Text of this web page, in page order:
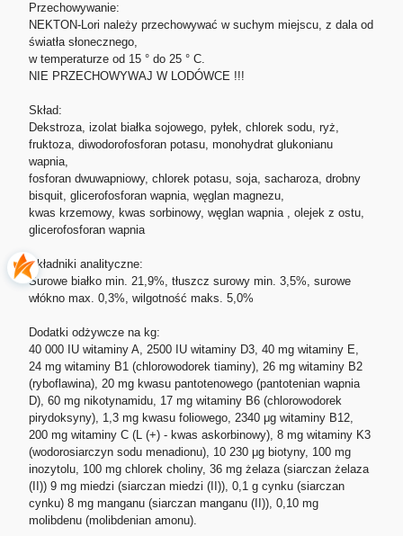
Przechowywanie:
NEKTON-Lori należy przechowywać w suchym miejscu, z dala od
światła słonecznego,
w temperaturze od 15 ° do 25 ° C.
NIE PRZECHOWYWAJ W LODÓWCE !!!
Skład:
Dekstroza, izolat białka sojowego, pyłek, chlorek sodu, ryż,
fruktoza, diwodorofosforan potasu, monohydrat glukonianu
wapnia,
fosforan dwuwapniowy, chlorek potasu, soja, sacharoza, drobny
bisquit, glicerofosforan wapnia, węglan magnezu,
kwas krzemowy, kwas sorbinowy, węglan wapnia , olejek z ostu,
glicerofosforan wapnia
Składniki analityczne:
Surowe białko min. 21,9%, tłuszcz surowy min. 3,5%, surowe
włókno max. 0,3%, wilgotność maks. 5,0%
Dodatki odżywcze na kg:
40 000 IU witaminy A, 2500 IU witaminy D3, 40 mg witaminy E,
24 mg witaminy B1 (chlorowodorek tiaminy), 26 mg witaminy B2
(ryboflawina), 20 mg kwasu pantotenowego (pantotenian wapnia
D), 60 mg nikotynamidu, 17 mg witaminy B6 (chlorowodorek
pirydoksyny), 1,3 mg kwasu foliowego, 2340 μg witaminy B12,
200 mg witaminy C (L (+) - kwas askorbinowy), 8 mg witaminy K3
(wodorosiarczyn sodu menadionu), 10 230 μg biotyny, 100 mg
inozytolu, 100 mg chlorek choliny, 36 mg żelaza (siarczan żelaza
(II)) 9 mg miedzi (siarczan miedzi (II)), 0,1 g cynku (siarczan
cynku) 8 mg manganu (siarczan manganu (II)), 0,10 mg
molibdenu (molibdenian amonu).